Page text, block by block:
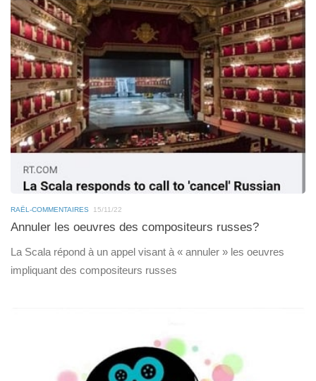
RAËL-COMMENTAIRES 15/11/22
Annuler les oeuvres des compositeurs russes?
La Scala répond à un appel visant à « annuler » les oeuvres
impliquant des compositeurs russes